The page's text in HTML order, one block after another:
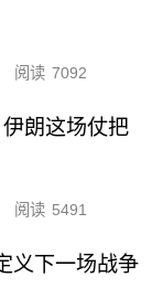
阅读 7092
朗这场仗把
阅读 5491
义下一场战争